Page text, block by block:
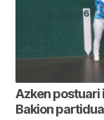
Azken postuari
Bakion